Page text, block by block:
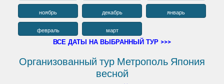
ноябрь декабрь январь
февраль март
ВСЕ ДАТЫ НА ВЫБРАННЫЙ ТУР >>>
Организованный тур Метрополь Япония
весной